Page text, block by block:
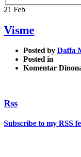
21 Feb
Visme
Posted by Daffa
Posted in
Komentar
Rss
Subscribe to my RSS